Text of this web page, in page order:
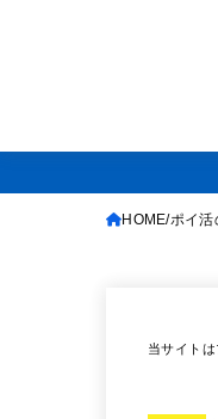
HOME ポイ活
当サイト